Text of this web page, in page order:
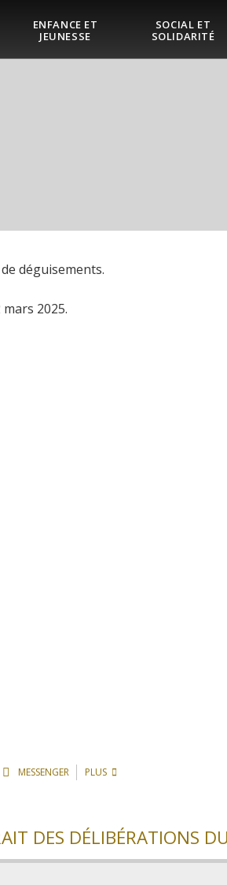
ENFANCE ET
JEUNESSE
SOCIAL ET
SOLIDARITÉ
déguisements.
2025.
MESSENGER PLUS